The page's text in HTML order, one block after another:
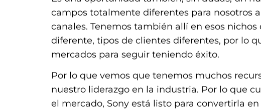
campos totalmente diferentes para nosotros
canales. Tenemos también allí en esos
diferente, tipos de clientes diferentes, por lo
mercados para seguir teniendo éxito.
Por lo que vemos que tenemos muchos
nuestro liderazgo en la industria. Por lo que
el mercado, Sony está listo para convertirla